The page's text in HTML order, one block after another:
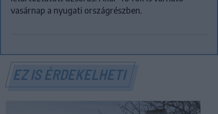
vasárnap a nyugati országrészben.
EZ IS ÉRDEKELHETI